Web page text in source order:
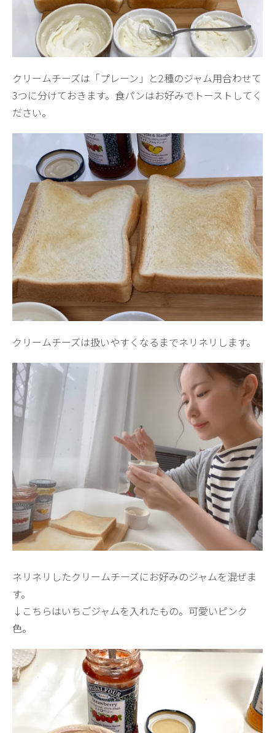
クリームチーズは「プレーン」と2種のジャム用合わせて
3つに分けておきます。食パンはお好みでトーストしてく
ださい。
クリームチーズは扱いやすくなるまでネリネリします。
ネリネリしたクリームチーズにお好みのジャムを混ぜま
す。
↓こちらはいちごジャムを入れたもの。可愛いピンク
色。